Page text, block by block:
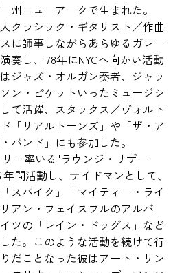
州ニューアークで生まれた。
クラシック・ギタリスト／作曲
に師事しながらあらゆるガレー
奏し、'78年にNYCへ向かい活動
ジャズ・オルガン奏者、ジャッ
ン・ピケットいったミュージシ
て活躍、スタックス／ヴォルト
「リアルトーンズ」や「ザ・ア
バンド」にも参加した。
ー率いる"ラウンジ・リザー
間活動し、サイドマンとして、
スパイク」「マイティー・ライ
アン・フェイスフルのアルバ
ツの「レイン・ドッグス」など
た。このような活動を続けて行
だことなった彼はアート・リン